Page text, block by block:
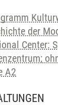
der
Center:
A2